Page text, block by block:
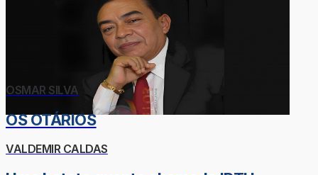
OSMAR SILVA
OS OTÁRIOS
VALDEMIR CALDAS